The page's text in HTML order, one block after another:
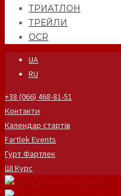
ТРИАТЛОН
ТРЕЙЛИ
OCR
UA
RU
+38 (066) 468-81-51
Контакти
Календар стартів
Fartlek Events
Гурт Фартлек
ШІ Курс